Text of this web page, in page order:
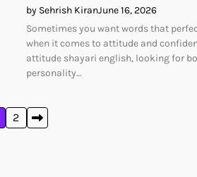
by Sehrish KiranJune 16, 2026
Sometimes you want words that
when it comes to attitude and
attitude shayari english, looking for
personality…
2